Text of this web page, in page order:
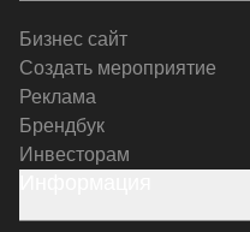
Бизнес сайт
Создать мероприятие
Реклама
Брендбук
Инвесторам